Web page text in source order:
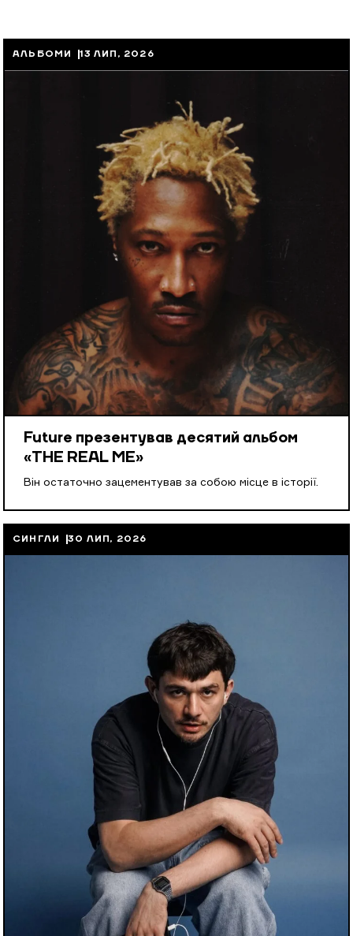
АЛЬБОМИ 13 ЛИП, 2026
Future презентував десятий альбом
«THE REAL ME»
Він остаточно зацементував за собою місце в історії.
СИНГЛИ 30 ЛИП, 2026